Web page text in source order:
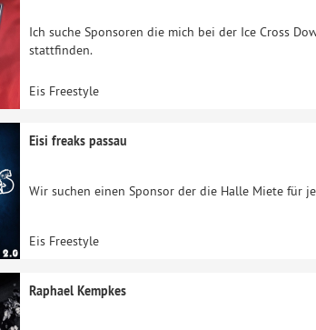
Ich suche Sponsoren die mich bei der Ice Cross
stattfinden.
Eis Freestyle
Eisi freaks passau
Wir suchen einen Sponsor der die Halle Miete für
Eis Freestyle
Raphael Kempkes